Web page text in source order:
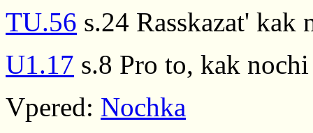
TU.56 s.24 Rasskazat' kak
U1.17 s.8 Pro to, kak
Vpered: Nochka